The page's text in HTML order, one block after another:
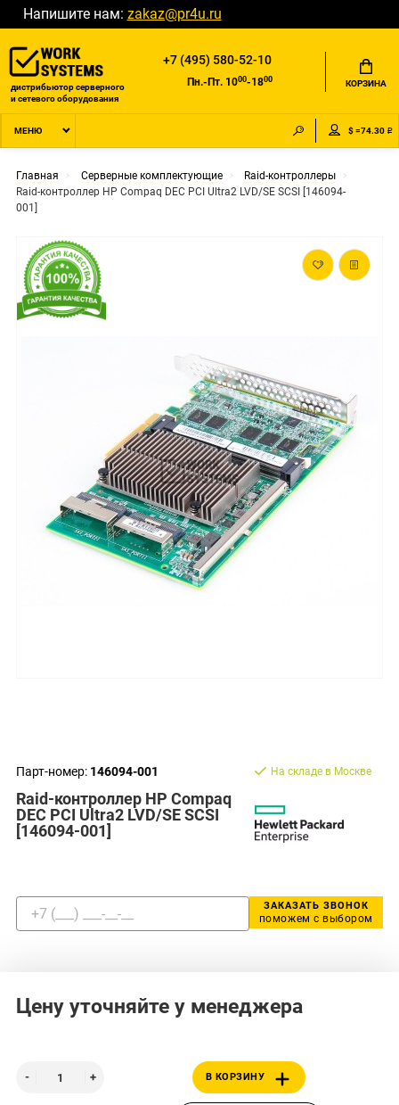
Напишите нам: zakaz@pr4u.ru
дистрибьютор серверного
и сетевого оборудования
+7 (495) 580-52-10
Пн.-Пт. 1000-1800 КОРЗИНА
МЕНЮ $ =74.30 ₽
Главная Серверные комплектующие
Raid-контроллеры
Raid-контроллер HP Compaq DEC PCI Ultra2 LVD/SE SCSI [146094-
001]
Парт-номер: 146094-001
Raid-контроллер HP Compaq
DEC PCI Ultra2 LVD/SE SCSI
[146094-001]
На складе в Москве
ЗАКАЗАТЬ ЗВОНОК
поможем с выбором
Цену уточняйте у менеджера
В КОРЗИНУ